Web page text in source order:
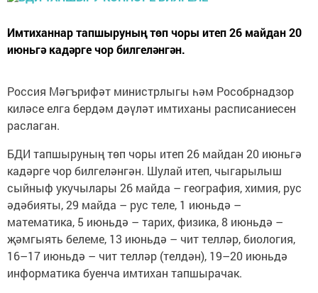
Имтиханнар тапшыруның төп чоры итеп 26 майдан 20
июньгә кадәрге чор билгеләнгән.
Россия Мәгърифәт министрлыгы һәм Рособрнадзор
киләсе елга бердәм дәүләт имтиханы расписаниесен
раслаган.
БДИ тапшыруның төп чоры итеп 26 майдан 20 июньгә
кадәрге чор билгеләнгән. Шулай итеп, чыгарылыш
сыйныф укучылары 26 майда – география, химия, рус
әдәбияты, 29 майда – рус теле, 1 июньдә –
математика, 5 июньдә – тарих, физика, 8 июньдә –
җәмгыять белеме, 13 июньдә – чит телләр, биология,
16–17 июньдә – чит телләр (телдән), 19–20 июньдә
информатика буенча имтихан тапшырачак.